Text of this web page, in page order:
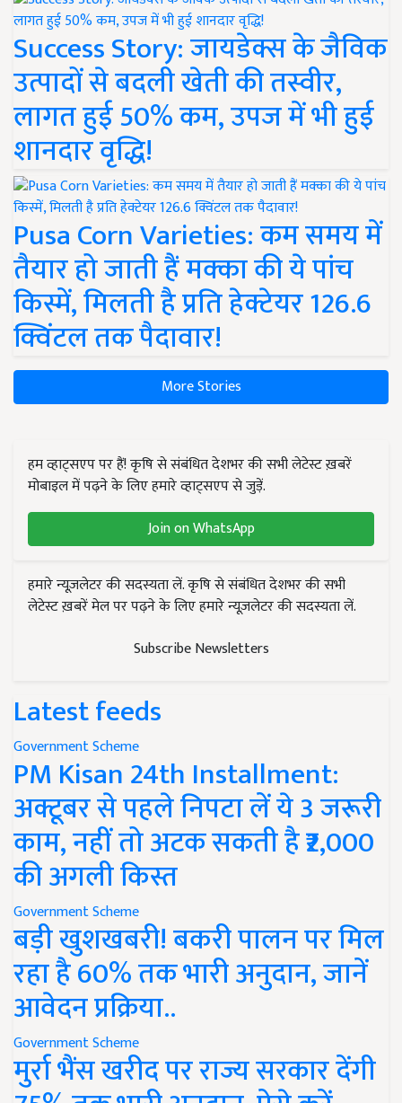
Success Story: जायडेक्स के जैविक
उत्पादों से बदली खेती की तस्वीर,
लागत हुई 50% कम, उपज में भी हुई
शानदार वृद्धि!
Pusa Corn Varieties: कम समय में
तैयार हो जाती हैं मक्का की ये पांच
किस्में, मिलती है प्रति हेक्टेयर 126.6
क्विंटल तक पैदावार!
More Stories
हम व्हाट्सएप पर हैं! कृषि से संबंधित देशभर की सभी लेटेस्ट ख़बरें
मोबाइल में पढ़ने के लिए हमारे व्हाट्सएप से जुड़ें.
Join on WhatsApp
हमारे न्यूज़लेटर की सदस्यता लें. कृषि से संबंधित देशभर की सभी
लेटेस्ट ख़बरें मेल पर पढ़ने के लिए हमारे न्यूज़लेटर की सदस्यता लें.
Subscribe Newsletters
Latest feeds
Government Scheme
PM Kisan 24th Installment:
अक्टूबर से पहले निपटा लें ये 3 जरूरी
काम, नहीं तो अटक सकती है ₹2,000
की अगली किस्त
Government Scheme
बड़ी खुशखबरी! बकरी पालन पर मिल
रहा है 60% तक भारी अनुदान, जानें
आवेदन प्रक्रिया..
Government Scheme
मुर्रा भैंस खरीद पर राज्य सरकार देंगी